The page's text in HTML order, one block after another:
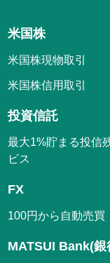
米国株
米国株現物取引
米国株信用取引
投資信託
最大1%貯まる投信
ビス
FX
100円から自動売買
MATSUI Bank(銀